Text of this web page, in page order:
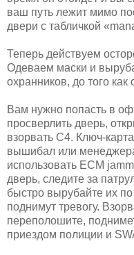
ваш путь лежит мимо
двери с табличкой
Теперь действуем
Одеваем маски и
охранников, до того как
Вам нужно попасть в
просверлить дверь,
взорвать C4. Ключ-
вышибал или
использовать ECM
дверь, следите за
быстро вырубайте их
поднимут тревогу.
переполошите,
приездом полиции и